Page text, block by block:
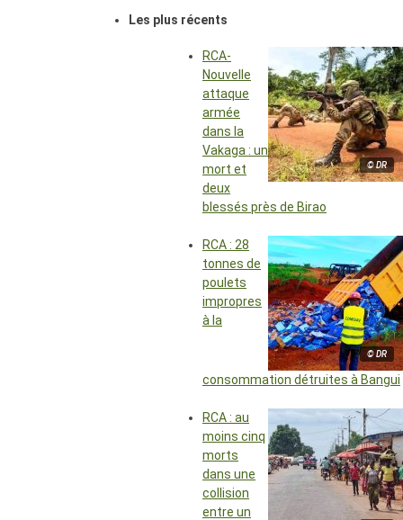
Les plus récents
© DR
RCA-
Nouvelle
attaque
armée
dans la
Vakaga : un
mort et
deux
blessés près de Birao
© DR
RCA : 28
tonnes de
poulets
impropres
à la
consommation détruites à Bangui
RCA : au
moins cinq
morts
dans une
collision
entre un